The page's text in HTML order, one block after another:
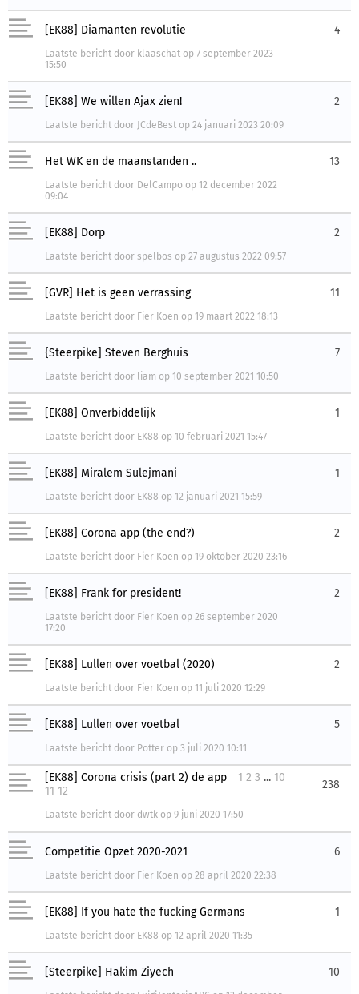
[EK88] Diamanten revolutie
Laatste bericht door klaaschat op 7 september 2023
15:50
4
[EK88] We willen Ajax zien!
Laatste bericht door JCdeBest op 24 januari 2023 20:09
2
Het WK en de maanstanden ..
Laatste bericht door DelCampo op 12 december 2022
09:04
13
[EK88] Dorp
Laatste bericht door spelbos op 27 augustus 2022 09:57
2
[GVR] Het is geen verrassing
Laatste bericht door Fier Koen op 19 maart 2022 18:13
11
{Steerpike] Steven Berghuis
Laatste bericht door liam op 10 september 2021 10:50
7
[EK88] Onverbiddelijk
Laatste bericht door EK88 op 10 februari 2021 15:47
1
[EK88] Miralem Sulejmani
Laatste bericht door EK88 op 12 januari 2021 15:59
1
[EK88] Corona app (the end?)
Laatste bericht door Fier Koen op 19 oktober 2020 23:16
2
[EK88] Frank for president!
Laatste bericht door Fier Koen op 26 september 2020
17:20
2
[EK88] Lullen over voetbal (2020)
Laatste bericht door Fier Koen op 11 juli 2020 12:29
2
[EK88] Lullen over voetbal
Laatste bericht door Potter op 3 juli 2020 10:11
5
[EK88] Corona crisis (part 2) de app 1 2 3 ... 10
11 12
Laatste bericht door dwtk op 9 juni 2020 17:50
238
Competitie Opzet 2020-2021
Laatste bericht door Fier Koen op 28 april 2020 22:38
6
[EK88] If you hate the fucking Germans
Laatste bericht door EK88 op 12 april 2020 11:35
1
[Steerpike] Hakim Ziyech 10